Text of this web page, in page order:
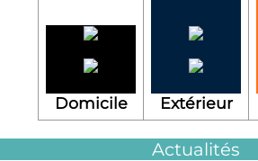
Domicile Extérieur
Actualités